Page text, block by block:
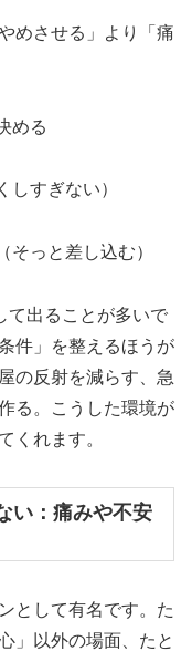
めさせる」より「痛
める
しすぎない）
そっと差し込む）
て出ることが多いで
件」を整えるほうが
の反射を減らす、急
る。こうした環境が
くれます。
い：痛みや不安
として有名です。た
」以外の場面、たと